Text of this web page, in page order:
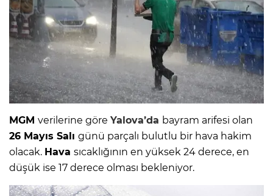
MGM verilerine göre Yalova’da bayram arifesi olan
26 Mayıs Salı günü parçalı bulutlu bir hava hakim
olacak. Hava sıcaklığının en yüksek 24 derece, en
düşük ise 17 derece olması bekleniyor.